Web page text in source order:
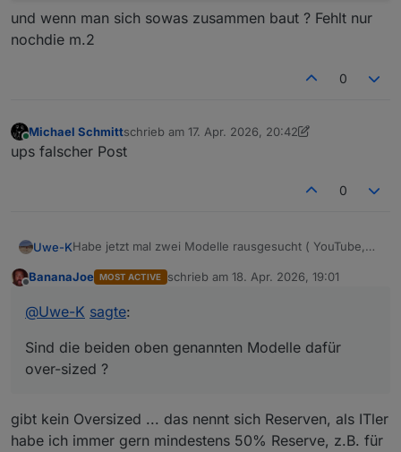
und wenn man sich sowas zusammen baut ? Fehlt nur
nochdie m.2
0
Online
Michael Schmittschrieb am 17. Apr. 2026, 20:42
zuletzt editiert von Michael Schmitt
ups falscher Post
0
Uwe-KHabe jetzt mal zwei Modelle rausgesucht ( YouTube,
lenovo thinkcentre i3 32gb : 349€
Ein PI5 ohne Platte liegt ja auch schon bei > 300€
Mein Plan war inzwischen auf Mini pc und Proxmox
umzusteigen, und Debmatic, influx etc in eigenen
BananaJoe MOST ACTIVE schrieb am 18. Apr. 2026, 19:01
zuletzt editiert von
@Uwe-K sagte:
Sind die beiden oben genannten Modelle dafür
over-sized ?
gibt kein Oversized ... das nennt sich Reserven, als ITler
habe ich immer gern mindestens 50% Reserve, z.B. für